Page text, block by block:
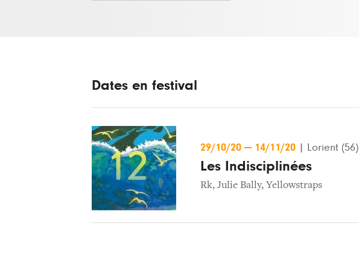
Dates en festival
29/10/20 — 14/11/20 Lorient (56)
Les Indisciplinées
Rk, Julie Bally, Yellowstraps